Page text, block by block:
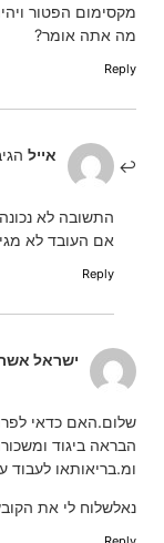
מקסימום הפטור ויהיה
מה אתה אומר?
Reply
אייל
התשובה לא
אם העובד לא
Reply
ישראל
ומ.בריאותאו לעבוד עוד 4חודשים מעבר
נאלשלוח לי את